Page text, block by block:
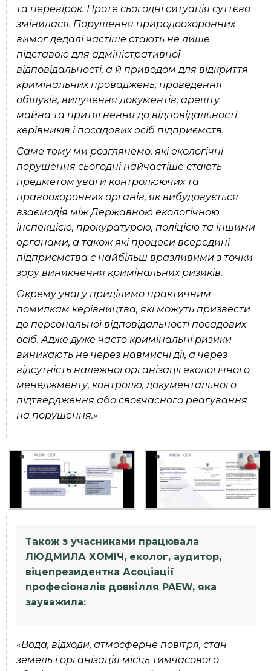
та перевірок. Проте сьогодні ситуація суттєво
змінилася. Порушення природоохоронних
вимог дедалі частіше стають не лише
підставою для адміністративної
відповідальності, а й приводом для відкриття
кримінальних проваджень, проведення
обшуків, вилучення документів, арешту
майна та притягнення до відповідальності
керівників і посадових осіб підприємств.
Саме тому ми розглянемо, які екологічні
порушення сьогодні найчастіше стають
предметом уваги контролюючих та
правоохоронних органів, як вибудовується
взаємодія між Державною екологічною
інспекцією, прокуратурою, поліцією та іншими
органами, а також які процеси всередині
підприємства є найбільш вразливими з точки
зору виникнення кримінальних ризиків.
Окрему увагу приділимо практичним
помилкам керівництва, які можуть призвести
до персональної відповідальності посадових
осіб. Адже дуже часто кримінальні ризики
виникають не через навмисні дії, а через
відсутність належної організації екологічного
менеджменту, контролю, документального
підтвердження або своєчасного реагування
на порушення.»
Також з учасниками працювала
ЛЮДМИЛА ХОМІЧ, еколог, аудитор,
віцепрезидентка Асоціації
професіоналів довкілля PAEW, яка
зауважила:
«Вода, відходи, атмосферне повітря, стан
земель і організація місць тимчасового